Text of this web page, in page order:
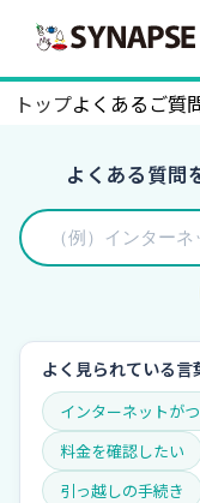
トップよくあるご質
よくある質問
よく見られている言
インターネットが
料金を確認したい
引っ越しの手続き